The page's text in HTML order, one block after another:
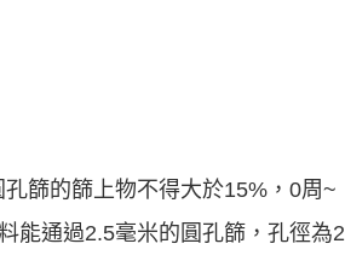
孔篩的篩上物不得大於15%，0周~
能通過2.5毫米的圓孔篩，孔徑為2